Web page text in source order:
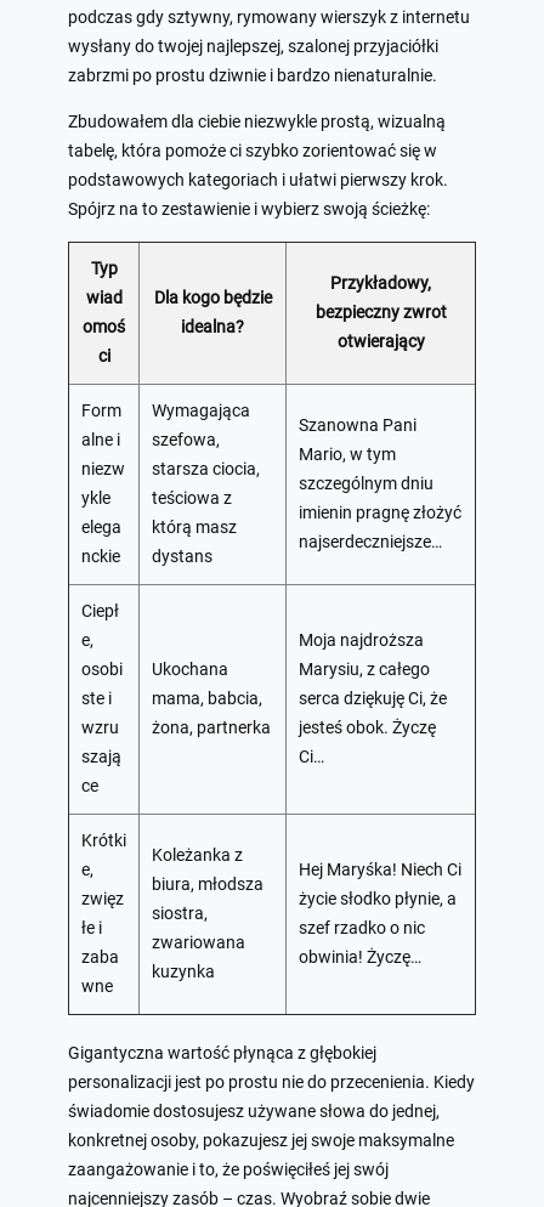
podczas gdy sztywny, rymowany wierszyk z internetu
wysłany do twojej najlepszej, szalonej przyjaciółki
zabrzmi po prostu dziwnie i bardzo nienaturalnie.
Zbudowałem dla ciebie niezwykle prostą, wizualną
tabelę, która pomoże ci szybko zorientować się w
podstawowych kategoriach i ułatwi pierwszy krok.
Spójrz na to zestawienie i wybierz swoją ścieżkę:
Typ
wiad
omoś
ci
Dla kogo będzie
idealna?
Przykładowy,
bezpieczny zwrot
otwierający
Form
alne i
niezw
ykle
elega
nckie
Wymagająca
szefowa,
starsza ciocia,
teściowa z
którą masz
dystans
Szanowna Pani
Mario, w tym
szczególnym dniu
imienin pragnę złożyć
najserdeczniejsze…
Ciepł
e,
osobi
ste i
wzru
szają
ce
Ukochana
mama, babcia,
żona, partnerka
Moja najdroższa
Marysiu, z całego
serca dziękuję Ci, że
jesteś obok. Życzę
Ci…
Krótki
e,
zwięz
łe i
zaba
wne
Koleżanka z
biura, młodsza
siostra,
zwariowana
kuzynka
Hej Maryśka! Niech Ci
życie słodko płynie, a
szef rzadko o nic
obwinia! Życzę…
Gigantyczna wartość płynąca z głębokiej
personalizacji jest po prostu nie do przecenienia. Kiedy
świadomie dostosujesz używane słowa do jednej,
konkretnej osoby, pokazujesz jej swoje maksymalne
zaangażowanie i to, że poświęciłeś jej swój
najcenniejszy zasób – czas. Wyobraź sobie dwie